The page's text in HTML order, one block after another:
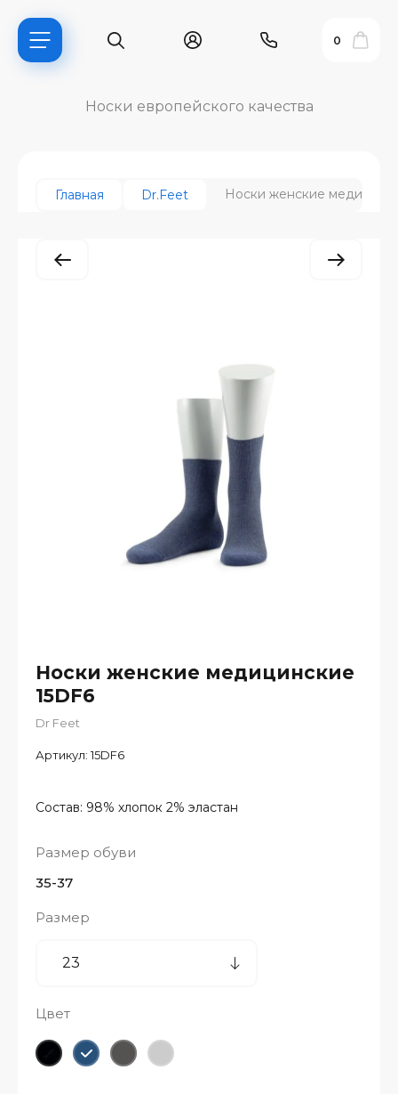
0
Носки европейского качества
Главная Dr.Feet Носки женские
Носки женские медицинские
15DF6
Dr Feet
Артикул:15DF6
Состав: 98% хлопок 2% эластан
Размер обуви
35-37
Размер
Цвет